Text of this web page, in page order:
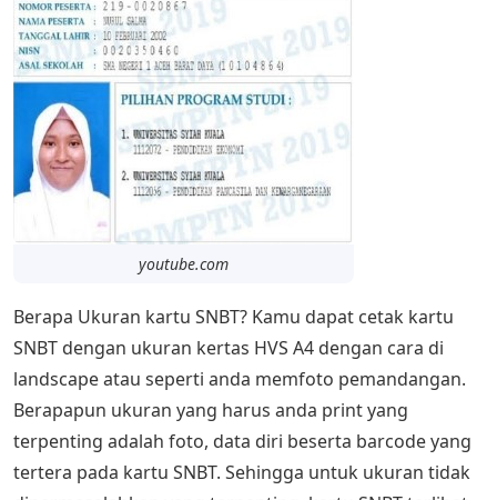
youtube.com
Berapa Ukuran kartu SNBT? Kamu dapat cetak kartu
SNBT dengan ukuran kertas HVS A4 dengan cara di
landscape atau seperti anda memfoto pemandangan.
Berapapun ukuran yang harus anda print yang
terpenting adalah foto, data diri beserta barcode yang
tertera pada kartu SNBT. Sehingga untuk ukuran tidak